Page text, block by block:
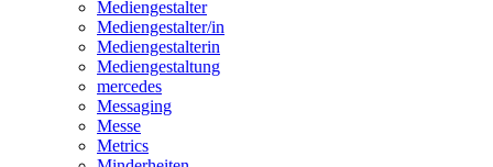
Mediengestalter
Mediengestalter/in
Mediengestalterin
Mediengestaltung
mercedes
Messaging
Messe
Metrics